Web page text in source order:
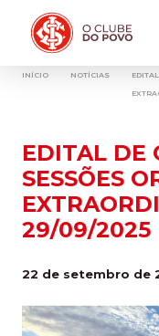
INÍCIO NOTÍCIAS
EDITAL DE
SESSÕES
29/09/2025
22 de setembro de